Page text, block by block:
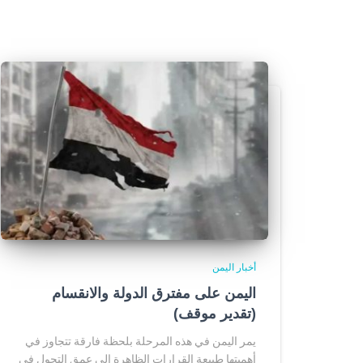
أخبار اليمن
اليمن على مفترق الدولة والانقسام
(تقدير موقف)
يمر اليمن في هذه المرحلة بلحظة فارقة تتجاوز في
أهميتها طبيعة القرارات الظاهرة إلى عمق التحول في